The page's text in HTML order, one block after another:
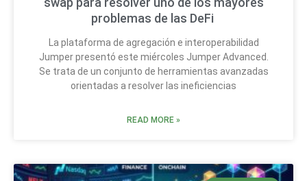
problemas de las DeFi
La plataforma de agregación e interoperabilidad
Jumper presentó este miércoles Jumper Advanced.
Se trata de un conjunto de herramientas avanzadas
orientadas a resolver las ineficiencias
READ MORE »